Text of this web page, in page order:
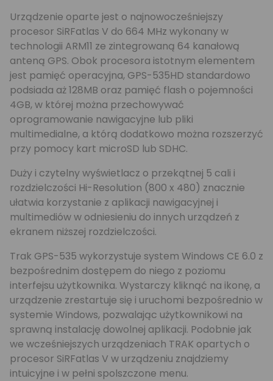
Urządzenie oparte jest o najnowocześniejszy
procesor SiRFatlas V do 664 MHz wykonany w
technologii ARM11 ze zintegrowaną 64 kanałową
anteną GPS. Obok procesora istotnym elementem
jest pamięć operacyjna, GPS-535HD standardowo
podsiada aż 128MB oraz pamięć flash o pojemności
4GB, w której można przechowywać
oprogramowanie nawigacyjne lub pliki
multimedialne, a którą dodatkowo można rozszerzyć
przy pomocy kart microSD lub SDHC.
Duży i czytelny wyświetlacz o przekątnej 5 cali i
rozdzielczości Hi-Resolution (800 x 480) znacznie
ułatwia korzystanie z aplikacji nawigacyjnej i
multimediów w odniesieniu do innych urządzeń z
ekranem niższej rozdzielczości.
Trak GPS-535 wykorzystuje system Windows CE 6.0 z
bezpośrednim dostępem do niego z poziomu
interfejsu użytkownika. Wystarczy kliknąć na ikonę, a
urządzenie zrestartuje się i uruchomi bezpośrednio w
systemie Windows, pozwalając użytkownikowi na
sprawną instalację dowolnej aplikacji. Podobnie jak
we wcześniejszych urządzeniach TRAK opartych o
procesor SiRFatlas V w urządzeniu znajdziemy
intuicyjne i w pełni spolszczone menu.